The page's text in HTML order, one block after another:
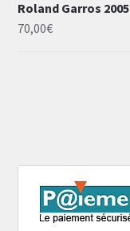
Roland Garros 2005
70,00€